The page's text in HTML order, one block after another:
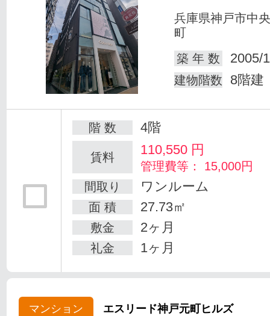
兵庫県神戸市中
町
築 年 数
2005/
建物階数 8階建
階 数 4階
賃料 110,550 円
管理費等： 15,000円
間取り
ワンルーム
面 積 27.73㎡
敷金 2ヶ月
礼金 1ヶ月
マンション エスリード神戸元町ヒルズ